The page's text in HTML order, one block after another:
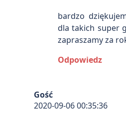
bardzo
dla takich super
zapraszamy za
Odpowiedz
Gość
2020-09-06 00:35:36